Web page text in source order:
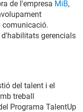
de l'empresa MiB,
comunicació.
gerencials
del talent i el
treball
Programa TalentUp